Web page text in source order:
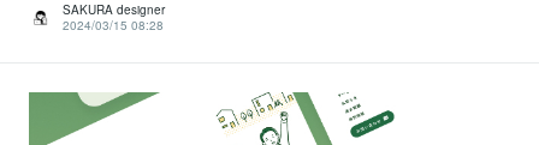
SAKURA designer
2024/03/15 08:28